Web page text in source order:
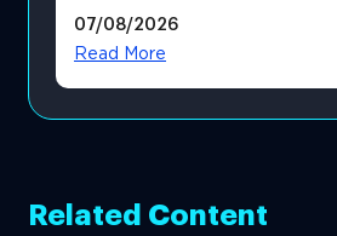
07/08/2026
Read More
Related Content